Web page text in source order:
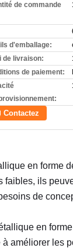
de commande
d'emballage:
de livraison:
de paiement:
Contactez
en forme
faibles, ils
de
en
améliorer les